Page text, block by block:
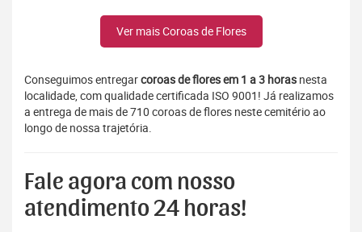
Ver mais Coroas de Flores
Conseguimos entregarcoroas de flores em 1 a 3 horas nesta
localidade, com qualidade certificada ISO 9001! Já realizamos
a entrega de mais de 710 coroas de flores neste cemitério ao
longo de nossa trajetória.
Fale agora com nosso
atendimento 24 horas!